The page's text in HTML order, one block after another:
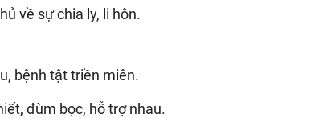
về sự chia ly, li hôn.
bệnh tật triền miên.
đùm bọc, hỗ trợ nhau.